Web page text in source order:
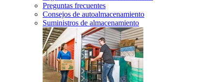
Preguntas frecuentes
Consejos de autoalmacenamiento
Suministros de almacenamiento